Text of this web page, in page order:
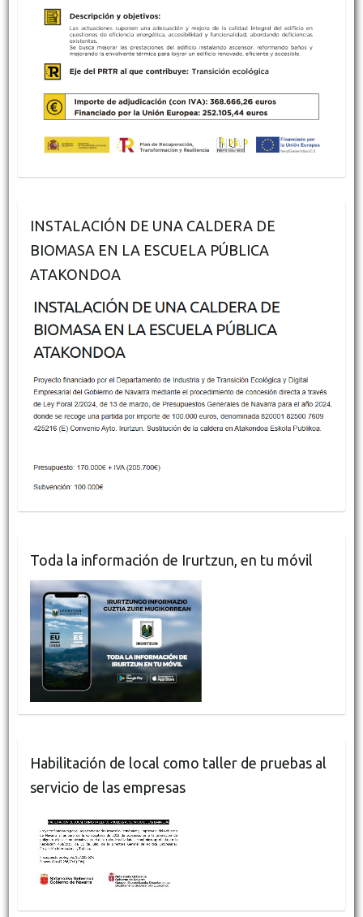
INSTALACIÓN DE UNA CALDERA DE
BIOMASA EN LA ESCUELA PÚBLICA
ATAKONDOA
Toda la información de Irurtzun, en tu móvil
Habilitación de local como taller de pruebas al
servicio de las empresas